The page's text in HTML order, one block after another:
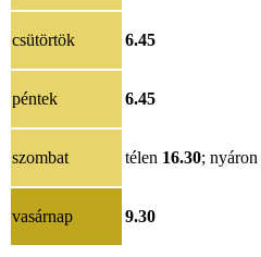
csütörtök 6.45
péntek 6.45
szombat télen 16.30; nyáron
vasárnap 9.30